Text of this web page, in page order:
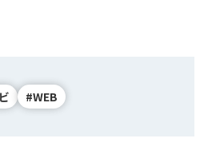
#WEB